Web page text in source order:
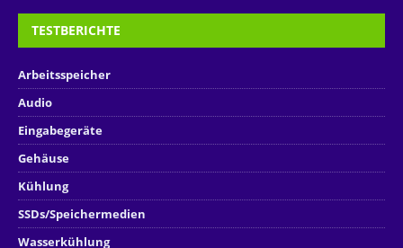
TESTBERICHTE
Audio
Eingabegeräte
Gehäuse
Kühlung
SSDs/Speichermedien
Wasserkühlung